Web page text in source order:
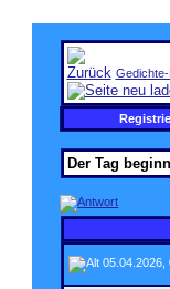
Gedichte-
Der Tag
05.04.2026,